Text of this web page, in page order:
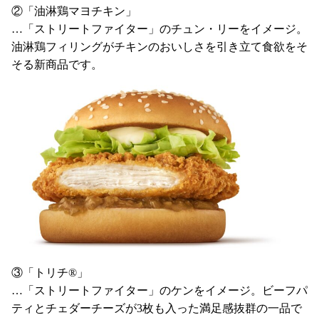
②「油淋鶏マヨチキン」
…「ストリートファイター」のチュン・リーをイメージ。
油淋鶏フィリングがチキンのおいしさを引き立て食欲をそ
そる新商品です。
③「トリチ®」
…「ストリートファイター」のケンをイメージ。ビーフパ
ティとチェダーチーズが3枚も入った満足感抜群の一品で